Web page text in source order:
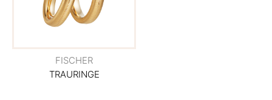
FISCHER
TRAURINGE